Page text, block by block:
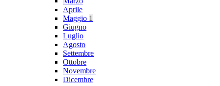
Aprile
Maggio 1
Giugno
Luglio
Agosto
Settembre
Ottobre
Novembre
Dicembre